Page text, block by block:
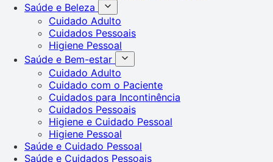
Saúde e Beleza
Cuidado Adulto
Cuidados Pessoais
Higiene Pessoal
Saúde e Bem-estar
Cuidado Adulto
Cuidado com o Paciente
Cuidados para Incontinência
Cuidados Pessoais
Higiene e Cuidado Pessoal
Higiene Pessoal
Saúde e Cuidado Pessoal
Saúde e Cuidados Pessoais